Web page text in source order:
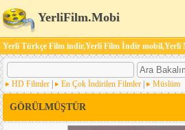
YerliFilm.Mobi
Yerli Türkçe Film indir,Yerli Film İndir mobil,Yerli
HD Filmler En Çok İndirilen Filmler Müslüm
GÖRÜLMÜŞTÜR